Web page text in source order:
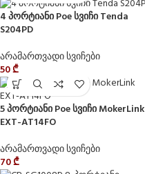
4 პორტიანი Poe სვიჩი Tenda
S204PD
არამართვადი სვიჩები
50₾
5 პორტიანი Poe სვიჩი MokerLink
EXT-AT14FO
არამართვადი სვიჩები
70₾